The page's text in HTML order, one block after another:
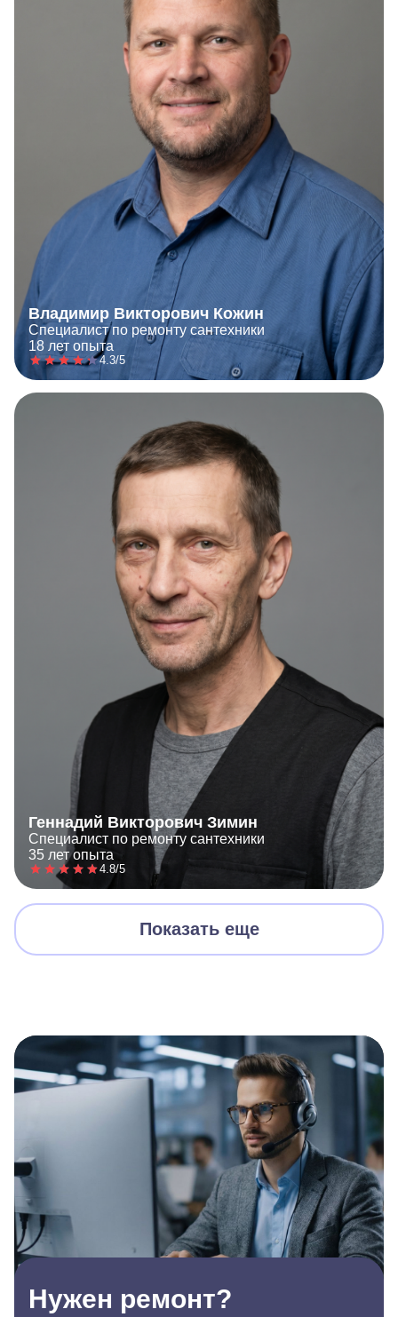
Владимир Викторович Кожин
Специалист по ремонту сантехники
18 лет опыта
4.3/5
Геннадий Викторович Зимин
Специалист по ремонту сантехники
35 лет опыта
4.8/5
Показать еще
Нужен ремонт?